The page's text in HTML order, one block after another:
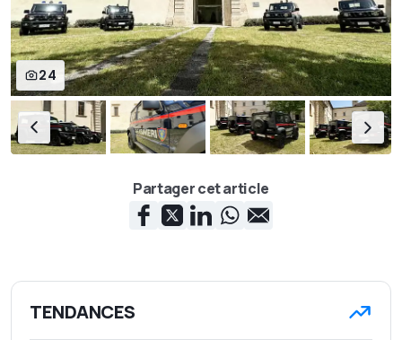
24
Partager cet article
TENDANCES